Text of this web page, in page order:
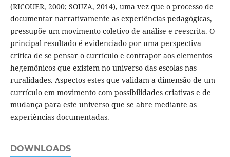
(RICOUER, 2000; SOUZA, 2014), uma vez que o processo de
documentar narrativamente as experiências pedagógicas,
pressupõe um movimento coletivo de análise e reescrita. O
principal resultado é evidenciado por uma perspectiva
crítica de se pensar o currículo e contrapor aos elementos
hegemônicos que existem no universo das escolas nas
ruralidades. Aspectos estes que validam a dimensão de um
currículo em movimento com possibilidades criativas e de
mudança para este universo que se abre mediante as
experiências documentadas.
DOWNLOADS